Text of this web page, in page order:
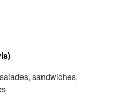
sandwiches,